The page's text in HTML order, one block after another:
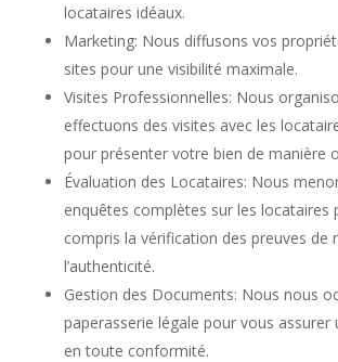
locataires idéaux.
Marketing: Nous diffusons vos
sites pour une visibilité maximale.
Visites Professionnelles: Nous
effectuons des visites avec les
pour présenter votre bien de manière
Évaluation des Locataires: Nous
enquêtes complètes sur les locataires
compris la vérification des preuves de
l’authenticité.
Gestion des Documents: Nous nous
paperasserie légale pour vous assurer
en toute conformité.